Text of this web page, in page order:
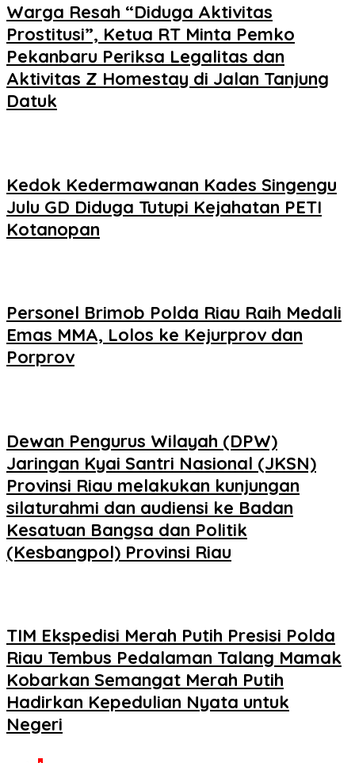
Warga Resah “Diduga Aktivitas
Prostitusi”, Ketua RT Minta Pemko
Pekanbaru Periksa Legalitas dan
Aktivitas Z Homestay di Jalan Tanjung
Datuk
Kedok Kedermawanan Kades Singengu
Julu GD Diduga Tutupi Kejahatan PETI
Kotanopan
Personel Brimob Polda Riau Raih Medali
Emas MMA, Lolos ke Kejurprov dan
Porprov
Dewan Pengurus Wilayah (DPW)
Jaringan Kyai Santri Nasional (JKSN)
Provinsi Riau melakukan kunjungan
silaturahmi dan audiensi ke Badan
Kesatuan Bangsa dan Politik
(Kesbangpol) Provinsi Riau
TIM Ekspedisi Merah Putih Presisi Polda
Riau Tembus Pedalaman Talang Mamak
Kobarkan Semangat Merah Putih
Hadirkan Kepedulian Nyata untuk
Negeri